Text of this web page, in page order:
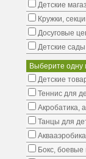
Детские
Кружки,
Досуговые
Детские сады
Выберите одну
Детские
Теннис для
Акробатика,
Танцы для
Бокс, боевые